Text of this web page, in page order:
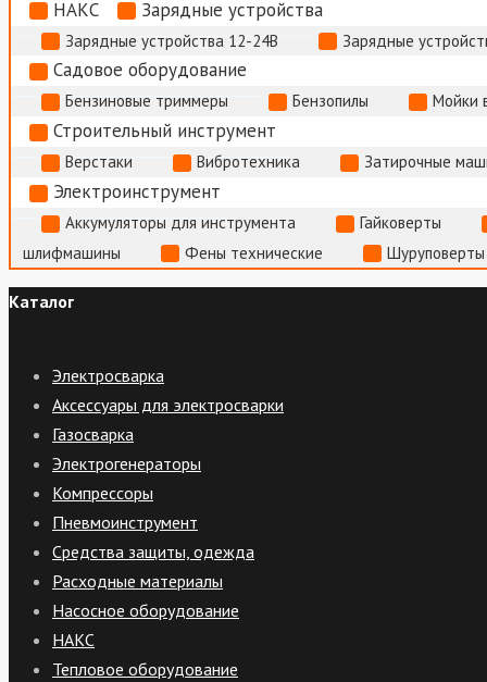
НАКС Зарядные устройства
Зарядные устройства 12-24В Зарядные
Садовое оборудование
Бензиновые триммеры Бензопилы Мойки
Строительный инструмент
Верстаки Вибротехника Затирочные
Электроинструмент
Аккумуляторы для инструмента
Гайковерты
шлифмашины
Фены технические
Каталог
Электросварка
Аксессуары для электросварки
Газосварка
Электрогенераторы
Компрессоры
Пневмоинструмент
Средства защиты, одежда
Расходные материалы
Насосное оборудование
НАКС
Тепловое оборудование